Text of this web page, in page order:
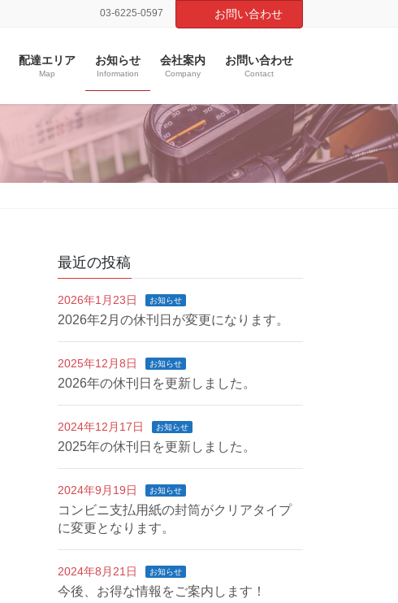
03-6225-0597 お問い合わせ
配達エリア
Map
お知らせ
Information
会社案内
Company
お問い合わせ
Contact
最近の投稿
2026年1月23日 お知らせ
2026年2月の休刊日が変更になります。
2025年12月8日 お知らせ
2026年の休刊日を更新しました。
2024年12月17日 お知らせ
2025年の休刊日を更新しました。
2024年9月19日 お知らせ
コンビニ支払用紙の封筒がクリアタイプ
に変更となります。
2024年8月21日 お知らせ
今後、お得な情報をご案内します！